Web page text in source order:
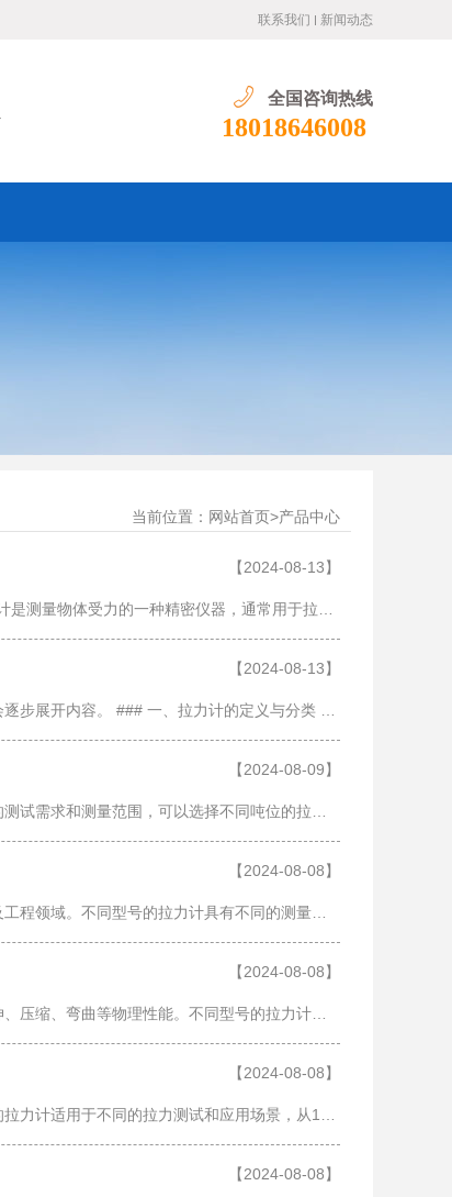
联系我们 新闻动态
全国咨询热线
18018646008
当前位置： 网站首页 >产品中心
【2024-08-13】
【2024-08-13】
【2024-08-09】
【2024-08-08】
【2024-08-08】
【2024-08-08】
【2024-08-08】